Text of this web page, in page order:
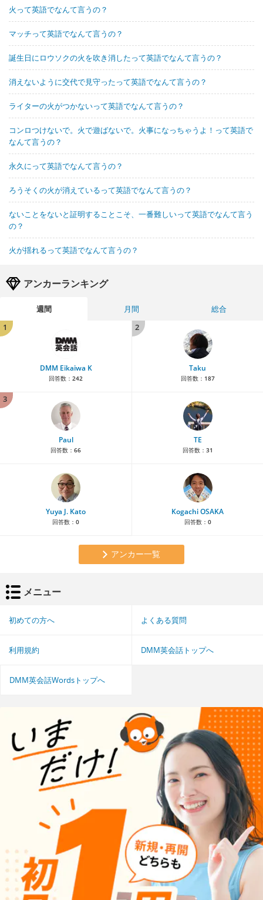
火って英語でなんて言うの？
マッチって英語でなんて言うの？
誕生日にロウソクの火を吹き消したって英語でなんて言うの？
消えないように交代で見守ったって英語でなんて言うの？
ライターの火がつかないって英語でなんて言うの？
コンロつけないで。火で遊ばないで。火事になっちゃうよ！って英語で
なんて言うの？
永久にって英語でなんて言うの？
ろうそくの火が消えているって英語でなんて言うの？
ないことをないと証明することこそ、一番難しいって英語でなんて言う
の？
火が揺れるって英語でなんて言うの？
アンカーランキング
週間 月間
総合
1
DMM Eikaiwa K
回答数： 242
2
Taku
回答数： 187
3
Paul
回答数： 66
TE
回答数： 31
Yuya J. Kato
回答数： 0
Kogachi OSAKA
回答数： 0
アンカー一覧
メニュー
初めての方へ よくある質問
利用規約 DMM英会話トップへ
DMM英会話Wordsトップへ